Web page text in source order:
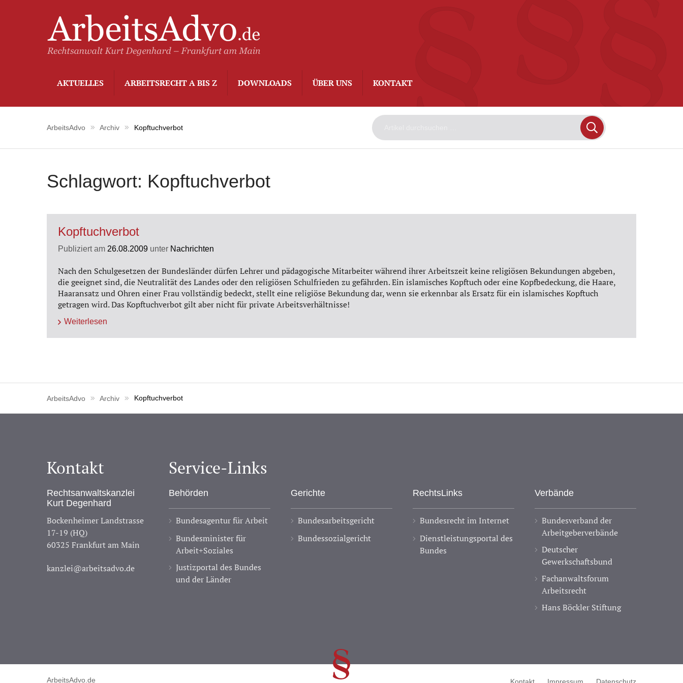
Frankfurt
Main
AKTUELLES ARBEITSRECHT A BIS Z DOWNLOADS ÜBER UNS KONTAKT
ArbeitsAdvo Archiv Kopftuchverbot
Schlagwort: Kopftuchverbot
Kopftuchverbot
Publiziert am 26.08.2009 unter Nachrichten
Nach den Schulgesetzen der Bundesländer dürfen Lehrer und pädagogische Mitarbeiter während ihrer Arbeitszeit keine religiösen Bekundungen abgeben,
die geeignet sind, die Neutralität des Landes oder den religiösen Schulfrieden zu gefährden. Ein islamisches Kopftuch oder eine Kopfbedeckung, die Haare,
Haaransatz und Ohren einer Frau vollständig bedeckt, stellt eine religiöse Bekundung dar, wenn sie erkennbar als Ersatz für ein islamisches Kopftuch
getragen wird. Das Kopftuchverbot gilt aber nicht für private Arbeitsverhältnisse!
Weiterlesen
ArbeitsAdvo Archiv Kopftuchverbot
Kontakt
Rechtsanwaltskanzlei
Kurt Degenhard
Bockenheimer Landstrasse
17-19 (HQ)
60325 Frankfurt am Main
kanzlei@arbeitsadvo.de
Service-Links
Behörden
Bundesagentur für Arbeit
Bundesminister für
Arbeit+Soziales
Justizportal des Bundes
und der Länder
Gerichte
Bundesarbeitsgericht
Bundessozialgericht
RechtsLinks
Bundesrecht im Internet
Dienstleistungsportal des
Bundes
Verbände
Bundesverband der
Arbeitgeberverbände
Deutscher
Gewerkschaftsbund
Fachanwaltsforum
Arbeitsrecht
Hans Böckler Stiftung
ArbeitsAdvo.de